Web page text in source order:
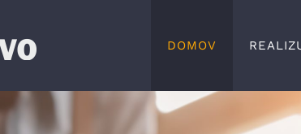
DOMOV